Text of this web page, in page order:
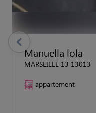
Manuella lola
MARSEILLE 13 13013
appartement
previous